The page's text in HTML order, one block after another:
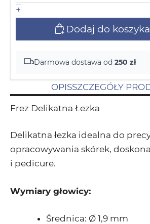
+
Dodaj do koszyka
Darmowa dostawa od 250 zł
OPISSZCZEGÓŁY
Frez Delikatna Łezka
Delikatna łezka idealna do
opracowywania skórek,
i pedicure.
Wymiary głowicy:
Średnica: Ø 1,9 mm